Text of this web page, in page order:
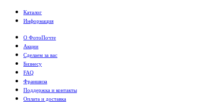
Каталог
Информация
О ФотоПочте
Акции
Сделаем за вас
Бизнесу
FAQ
Франшиза
Поддержка и контакты
Оплата и доставка